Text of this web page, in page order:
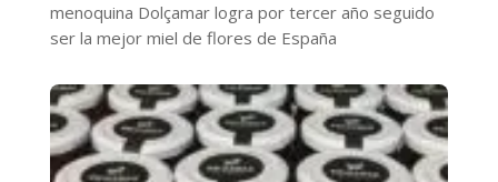
menoquina Dolçamar logra por tercer año seguido
ser la mejor miel de flores de España